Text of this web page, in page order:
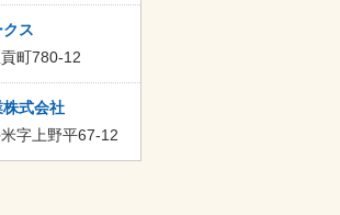
ス
町780-12
式会社
字上野平67-12